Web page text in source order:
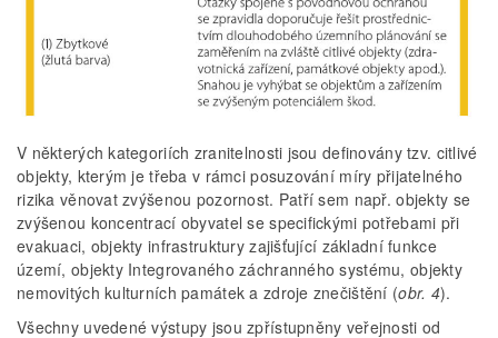
V některých kategoriích zranitelnosti jsou definovány tzv. citlivé
objekty, kterým je třeba v rámci posuzování míry přijatelného
rizika věnovat zvýšenou pozornost. Patří sem např. objekty se
zvýšenou koncentrací obyvatel se specifickými potřebami při
evakuaci, objekty infrastruktury zajišťující základní funkce
území, objekty Integrovaného záchranného systému, objekty
nemovitých kulturních památek a zdroje znečištění (obr. 4).
Všechny uvedené výstupy jsou zpřístupněny veřejnosti od